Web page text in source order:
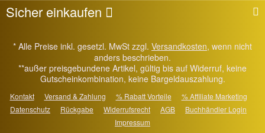
Sicher einkaufen
* Alle Preise inkl. gesetzl. MwSt zzgl. Versandkosten, wenn nicht
anders beschrieben.
**außer preisgebundene Artikel, gültig bis auf Widerruf, keine
Gutscheinkombination, keine Bargeldauszahlung.
Kontakt Versand & Zahlung % Rabatt Vorteile
% Affiliate Marketing
Datenschutz
Rückgabe Widerrufsrecht AGB
Buchhändler Login
Impressum